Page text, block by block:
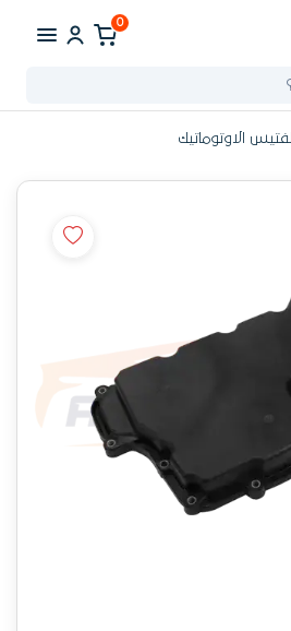
0
الفتيس الاوتوماتيك